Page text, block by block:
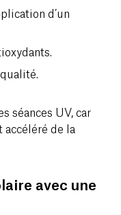
d’un
séances UV, car
de la
avec une